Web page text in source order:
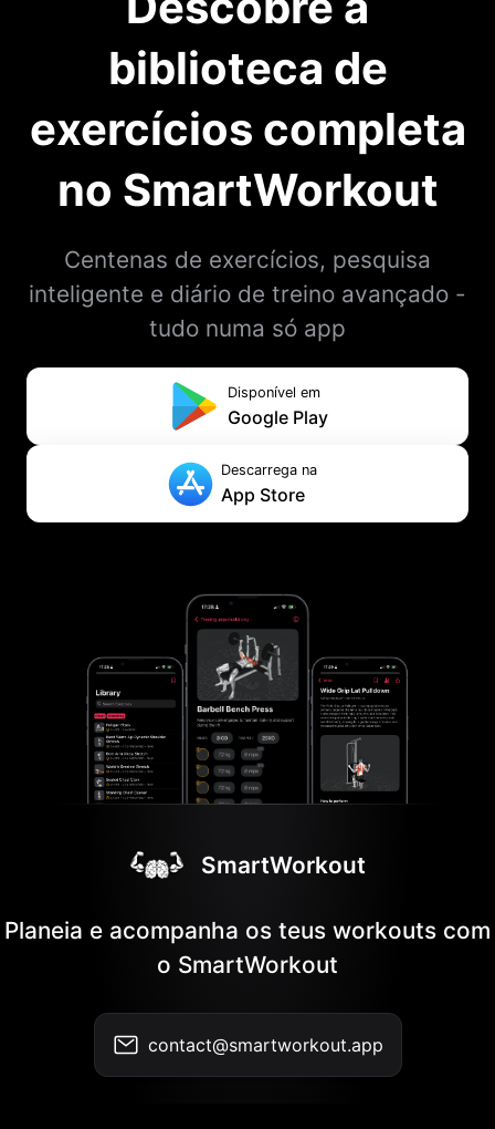
biblioteca de
exercícios completa
no SmartWorkout
Centenas de exercícios, pesquisa
inteligente e diário de treino avançado -
tudo numa só app
Disponível em
Google Play
Descarrega na
App Store
SmartWorkout
Planeia e acompanha os teus workouts com
o SmartWorkout
contact@smartworkout.app